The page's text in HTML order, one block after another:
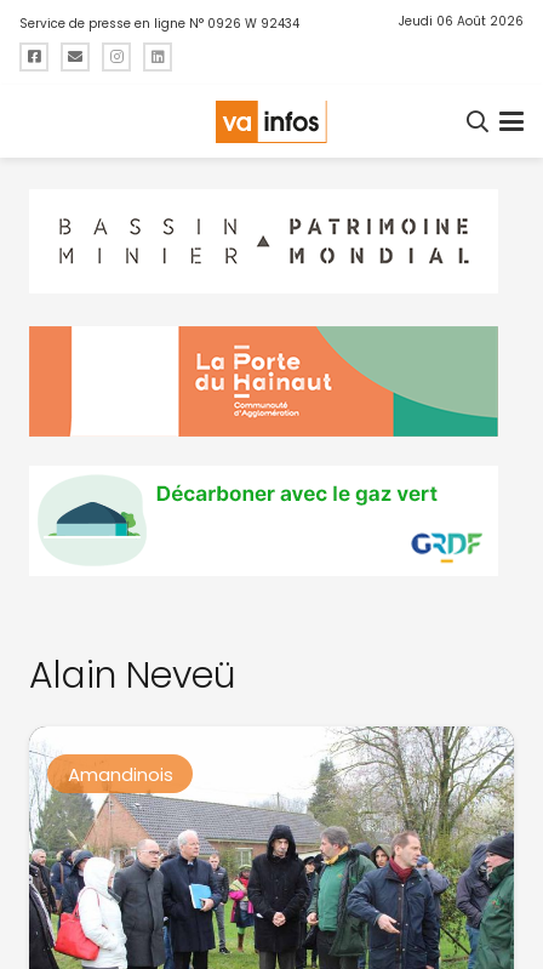
Service de presse en ligne N° 0926 W 92434 Jeudi 06 Août 2026
Alain Neveü
Amandinois